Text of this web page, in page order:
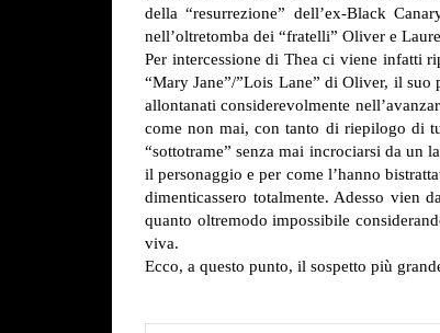
della “resurrezione” dell’ex-Black
nell’oltretomba dei “fratelli” Oliver e
Per intercessione di Thea ci viene infatti
“Mary Jane”/”Lois Lane” di Oliver, il suo
allontanati considerevolmente
come non mai, con tanto di riepilogo di
“sottotrame” senza mai incrociarsi da un
il personaggio e per come l’hanno
dimenticassero totalmente. Adesso vien
quanto oltremodo impossibile
viva.
Ecco, a questo punto, il sospetto più